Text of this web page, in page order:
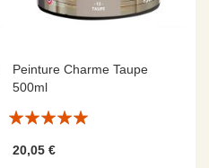
Peinture Charme Taupe
500ml
Évaluation:
20,05 €